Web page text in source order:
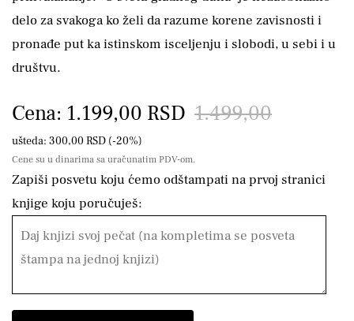
delo za svakoga ko želi da razume korene zavisnosti i
pronađe put ka istinskom isceljenju i slobodi, u sebi i u
društvu.
Cena: 1.199,00 RSD 1.499,00
ušteda: 300,00 RSD (-20%)
Cene su u dinarima sa uračunatim PDV-om.
Zapiši posvetu koju ćemo odštampati na prvoj stranici
knjige koju poručuješ: